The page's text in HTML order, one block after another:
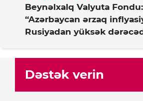
Beynəlxalq Valyuta Fondu:
“Azərbaycan ərzaq
Rusiyadan yüksək
Dəstək verin